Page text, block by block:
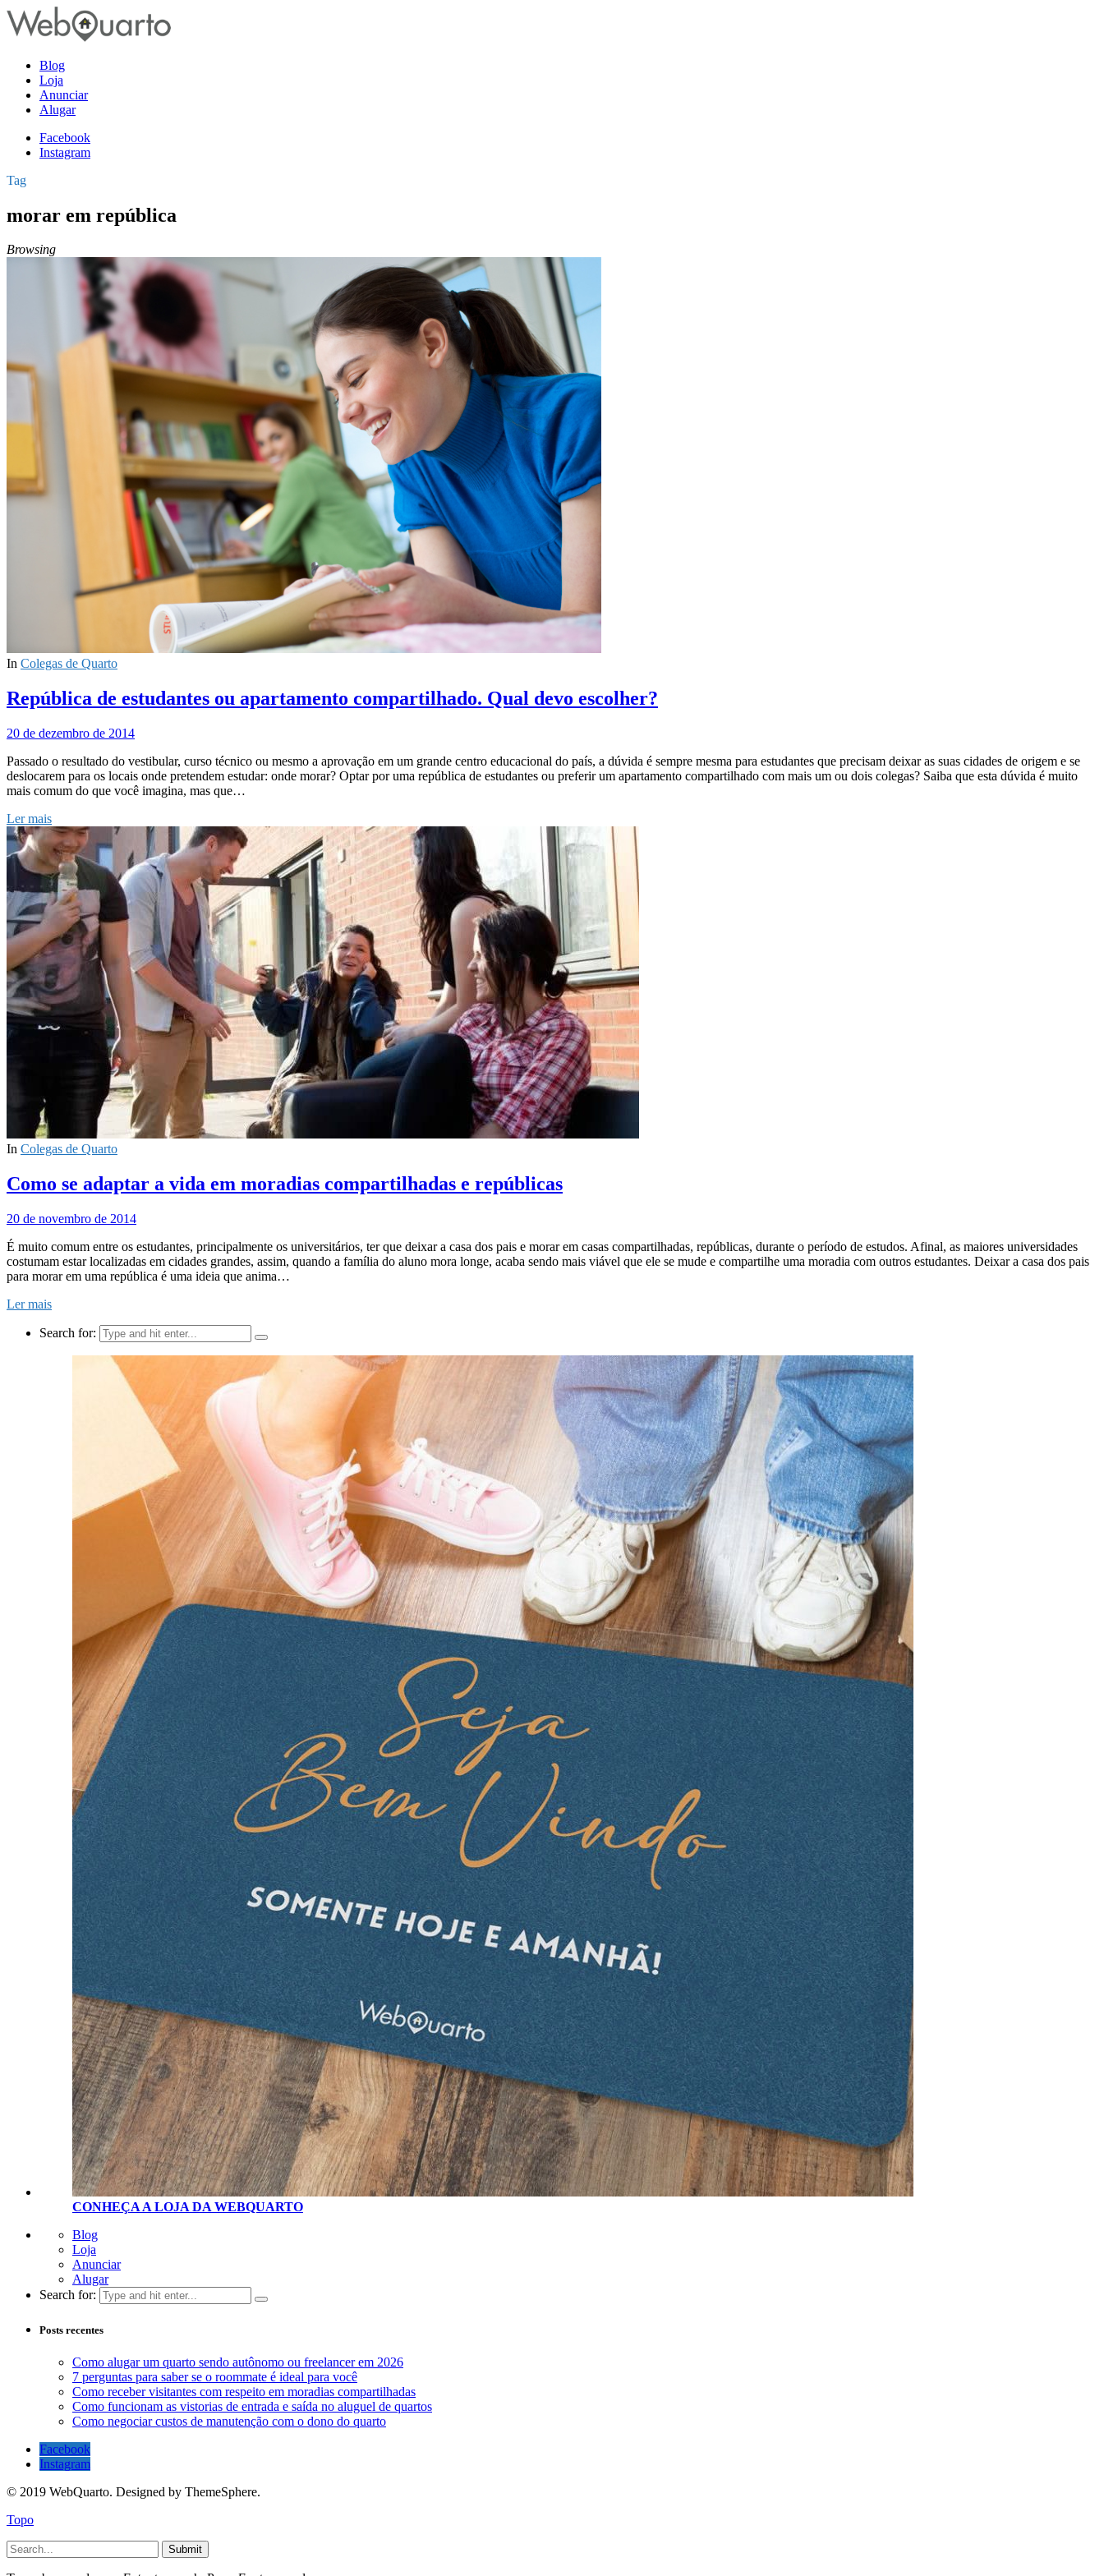
Blog
Loja
Anunciar
Alugar
Facebook
Instagram
Tag
morar em república
Browsing
In Colegas de Quarto
República de estudantes ou apartamento compartilhado. Qual devo escolher?
20 de dezembro de 2014
Passado o resultado do vestibular, curso técnico ou mesmo a aprovação em um grande centro educacional do país, a dúvida é sempre mesma para estudantes que precisam deixar as suas cidades de origem e se
deslocarem para os locais onde pretendem estudar: onde morar? Optar por uma república de estudantes ou preferir um apartamento compartilhado com mais um ou dois colegas? Saiba que esta dúvida é muito
mais comum do que você imagina, mas que…
Ler mais
In Colegas de Quarto
Como se adaptar a vida em moradias compartilhadas e repúblicas
20 de novembro de 2014
É muito comum entre os estudantes, principalmente os universitários, ter que deixar a casa dos pais e morar em casas compartilhadas, repúblicas, durante o período de estudos. Afinal, as maiores universidades
costumam estar localizadas em cidades grandes, assim, quando a família do aluno mora longe, acaba sendo mais viável que ele se mude e compartilhe uma moradia com outros estudantes. Deixar a casa dos pais
para morar em uma república é uma ideia que anima…
Ler mais
Search for:
CONHEÇA A LOJA DA WEBQUARTO
Blog
Loja
Anunciar
Alugar
Search for:
Posts recentes
Como alugar um quarto sendo autônomo ou freelancer em 2026
7 perguntas para saber se o roommate é ideal para você
Como receber visitantes com respeito em moradias compartilhadas
Como funcionam as vistorias de entrada e saída no aluguel de quartos
Como negociar custos de manutenção com o dono do quarto
Facebook
Instagram
© 2019 WebQuarto. Designed by ThemeSphere.
Topo
Submit